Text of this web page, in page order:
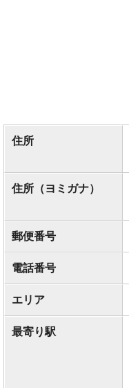
住所
住所（ヨミガナ）
郵便番号
電話番号
エリア
最寄り駅